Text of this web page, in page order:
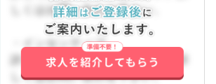
しくはお問い合わせ下さい。
・インセンティブ
詳しくはお問い合わせ下さい。詳
しくはお問い合わせ下さい。